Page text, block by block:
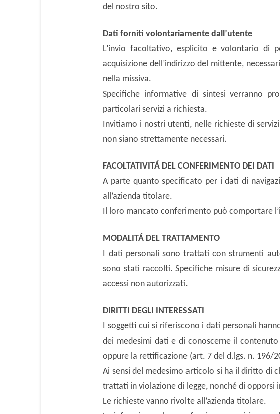
del nostro sito.
Dati forniti volontariamente dall’utente
L’invio facoltativo, esplicito e volontario di
acquisizione dell’indirizzo del mittente,
nella missiva.
Specifiche informative di sintesi verranno
particolari servizi a richiesta.
Invitiamo i nostri utenti, nelle richieste di
non siano strettamente necessari.
FACOLTATIVITÁ DEL CONFERIMENTO DEI DATI
A parte quanto specificato per i dati di
all’azienda titolare.
Il loro mancato conferimento può comportare
MODALITÁ DEL TRATTAMENTO
I dati personali sono trattati con strumenti
sono stati raccolti. Specifiche misure di
accessi non autorizzati.
DIRITTI DEGLI INTERESSATI
I soggetti cui si riferiscono i dati personali
dei medesimi dati e di conoscerne il contenuto
oppure la rettificazione (art. 7 del d.lgs. n. 196/
Ai sensi del medesimo articolo si ha il diritto di
trattati in violazione di legge, nonché di
Le richieste vanno rivolte all’azienda titolare.